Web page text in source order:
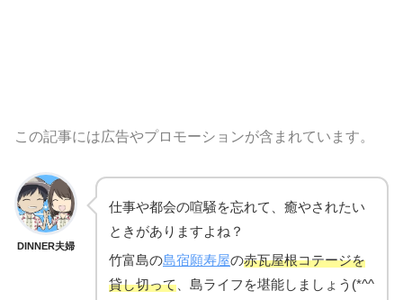
この記事には広告やプロモーションが含まれています。
DINNER夫婦
仕事や都会の喧騒を忘れて、癒やされたい
ときがありますよね？
竹富島の島宿願寿屋の赤瓦屋根コテージを
貸し切って 、島ライフを堪能しましょう(*^^